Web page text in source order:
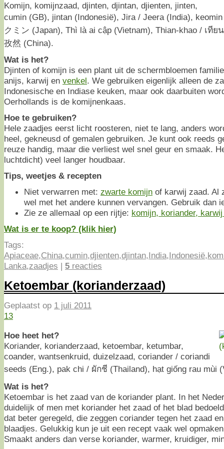
Komijn, komijnzaad, djinten, djintan, djienten, jinten,
cumin (GB), jintan (Indonesië), Jira / Jeera (India),
クミン (Japan), Thì là ai cập (Vietnam), Thian-khao / เที
孜然 (China).
Wat is het?
Djinten of komijn is een plant uit de schermbloemen
anijs, karwij en venkel. We gebruiken eigenlijk alleen de
Indonesische en Indiase keuken, maar ook daarbuiten
Oerhollands is de komijnenkaas.
Hoe te gebruiken?
Hele zaadjes eerst licht roosteren, niet te lang, anders
heel, gekneusd of gemalen gebruiken. Je kunt ook reeds
reuze handig, maar die verliest wel snel geur en smaak.
luchtdicht) veel langer houdbaar.
Tips, weetjes & recepten
Niet verwarren met: zwarte komijn of karwij zaad. Al
wel met het andere kunnen vervangen. Gebruik dan
Zie ze allemaal op een rijtje: komijn, koriander,
Wat is er te koop? (klik hier)
Tags:
Apiaceae,China,cumin,djienten,djintan,India,Indonesië,
Lanka,zaadjes | 5 reacties
Ketoembar (korianderzaad)
Geplaatst op 1 juli 2011
13
Hoe heet het?
Koriander, korianderzaad, ketoembar, ketumbar,
coander, wantsenkruid, duizelzaad, coriander / coriandi
seeds (Eng.), pak chi / ผักชี (Thailand), hạt giống rau mùi
Wat is het?
Ketoembar is het zaad van de koriander plant. In het
duidelijk of men met koriander het zaad of het blad
dat beter geregeld, die zeggen coriander tegen het zaad
blaadjes. Gelukkig kun je uit een recept vaak wel
Smaakt anders dan verse koriander, warmer, kruidiger,